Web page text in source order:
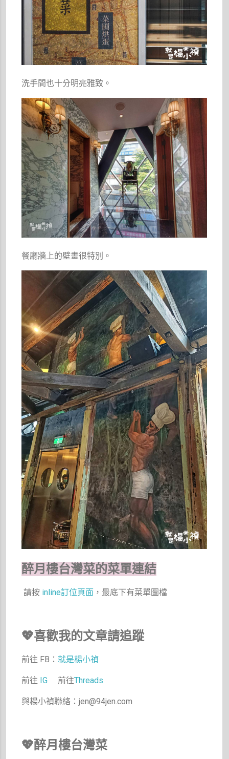
洗手間也十分明亮雅致。
餐廳牆上的壁畫很特別。
醉月樓台灣菜的菜單連結
請按 inline訂位頁面 ，最底下有菜單圖檔
💖喜歡我的文章請追蹤
前往 FB：就是楊小禎
前往 IG 前往Threads
與楊小禎聯絡：jen@94jen.com
💖醉月樓台灣菜